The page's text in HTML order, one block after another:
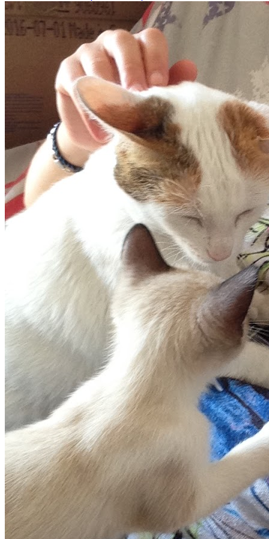
propose un service attentionné pour votre compagnon.
Prenez contact pour discuter de vos besoins et
organiser la garde de votre chien. MarySit Garde à
Domicile est un professionnel du service canin situé à
Avignon. Noté 5/5 ⭐⭐⭐⭐⭐ sur Google Maps avec 3 avis.